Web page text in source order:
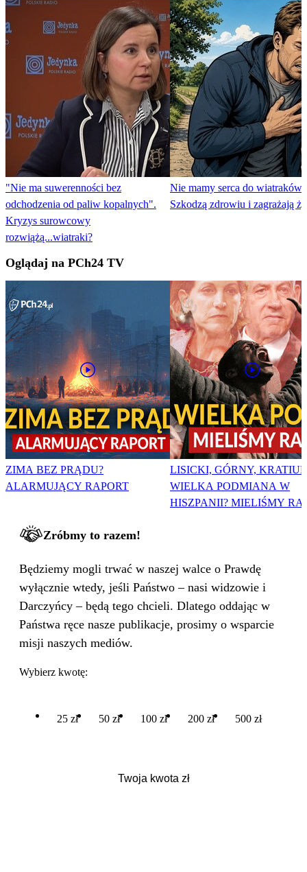
"Nie ma suwerenności bez
odchodzenia od paliw kopalnych".
Kryzys surowcowy
rozwiążą...wiatraki?
Nie mamy serca do wiatraków.
Szkodzą zdrowiu i zagrażają
Oglądaj na PCh24 TV
ZIMA BEZ PRĄDU?
ALARMUJĄCY RAPORT
LISICKI, GÓRNY,
WIELKA PODMIANA W
HISZPANII? MIELIŚMY
Zróbmy to razem!
Będziemy mogli trwać w naszej walce o Prawdę
wyłącznie wtedy, jeśli Państwo – nasi widzowie i
Darczyńcy – będą tego chcieli. Dlatego oddając w
Państwa ręce nasze publikacje, prosimy o wsparcie
misji naszych mediów.
Wybierz kwotę:
25 zł 50 zł 100 zł 200 zł 500 zł